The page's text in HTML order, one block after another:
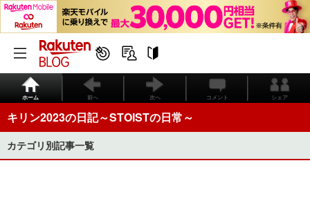
ホーム 前へ 次へ コメント シェア
キリン2023の日記～STOISTの日常～
カテゴリ別記事一覧